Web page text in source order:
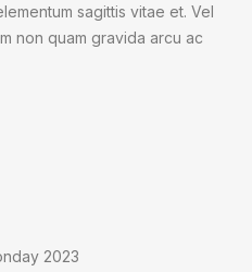
sagittis vitae et. Vel
non quam gravida arcu ac
2023